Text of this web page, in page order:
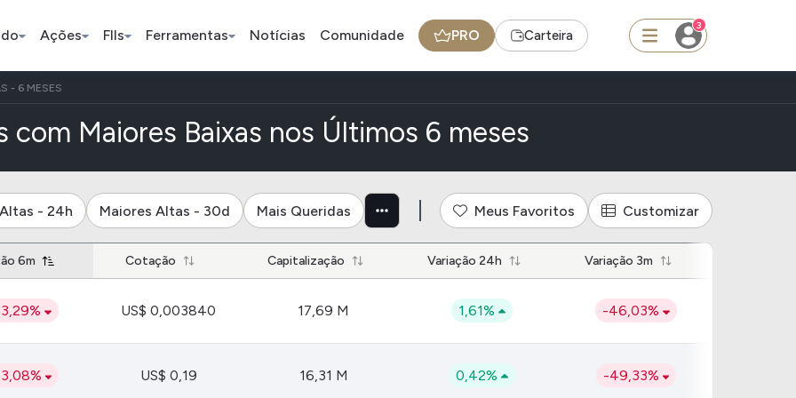
Ações FIIs Ferramentas Notícias Comunidade PRO Carteira
3
Pesquisar
Índice
Bradesco
Ação
Petrobras
Ação
Axia
FII
TRXF11
BOVA11
IVVB11
SMAL11
Tesla
Apple
Amazon
Bitcoin
Ethereum
Binance Coin - BNB
Agenda de Dividendos
Radar do Dividendo Inteligente
Carteiras Recomendadas
- 6 MESES
com Maiores Baixas nos Últimos 6 meses
- 24h Maiores Altas - 30d Mais Queridas Meus Favoritos Customizar
6m Cotação Capitalização Variação 24h Variação 3m
US$ 0,003840 17,69 M 1,61% -46,03%
US$ 0,19 16,31 M 0,42% -49,33%